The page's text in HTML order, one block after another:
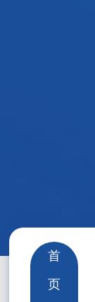
首
页